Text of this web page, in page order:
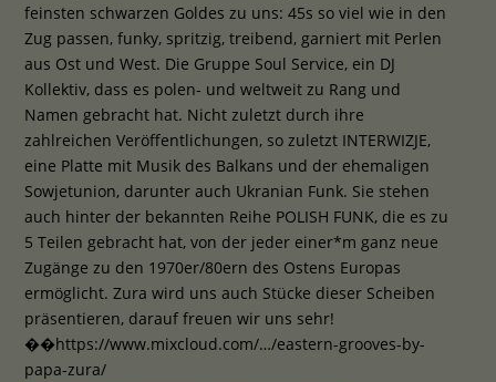
feinsten schwarzen Goldes zu uns: 45s so viel wie in den
Zug passen, funky, spritzig, treibend, garniert mit Perlen
aus Ost und West. Die Gruppe Soul Service, ein DJ
Kollektiv, dass es polen- und weltweit zu Rang und
Namen gebracht hat. Nicht zuletzt durch ihre
zahlreichen Veröffentlichungen, so zuletzt INTERWIZJE,
eine Platte mit Musik des Balkans und der ehemaligen
Sowjetunion, darunter auch Ukranian Funk. Sie stehen
auch hinter der bekannten Reihe POLISH FUNK, die es zu
5 Teilen gebracht hat, von der jeder einer*m ganz neue
Zugänge zu den 1970er/80ern des Ostens Europas
ermöglicht. Zura wird uns auch Stücke dieser Scheiben
präsentieren, darauf freuen wir uns sehr!
��https://www.mixcloud.com/…/eastern-grooves-by-
papa-zura/